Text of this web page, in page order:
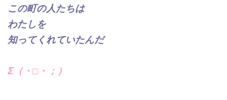
この町の人たちは
わたしを
知ってくれていたんだ
Σ（・□・；）